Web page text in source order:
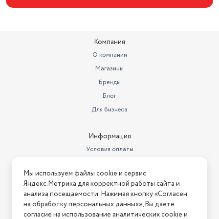
Китай
1.8
шоколадный
метрах
0.183
Ширина товара в упаковке, в
метрах
0.1
Высота товара в упаковке, в
Компания
О компании
Магазины
Бренды
Блог
Для бизнеса
Информация
Условия оплаты
Условия возврата
Нашли ошибку на сайте? Напишите нам
2026 © Интернет-магазин "АстМаркет". У нас есть всё!
Мы используем файлы cookie и сервис
Яндекс.Метрика для корректной работы сайта и
анализа посещаемости. Нажимая кнопку «Согласен
на обработку персональных данных», Вы даете
согласие на использование аналитических cookie и